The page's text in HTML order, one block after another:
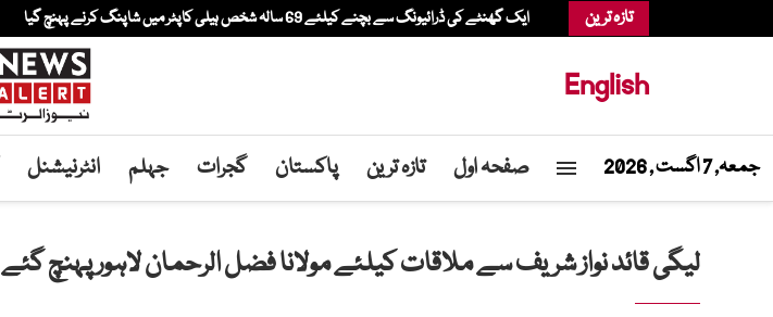
تازہ ترین ایک گھنٹے کی ڈرائیونگ سے بچنے کیلئے 69 سالہ شخص ہیلی کاپٹر میں شاپنگ کرنے پہنچ گیا
English
جمعہ, 7 اگست , 2026 صفحہ اول تازہ ترین پاکستان گجرات جہلم انٹرنیشنل
لیگی قائد نواز شریف سے ملاقات کیلئے مولانا فضل الرحمان لاہور پہنچ گئے